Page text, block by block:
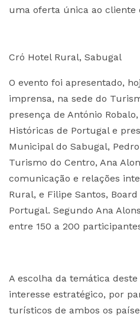
uma oferta única ao cliente
Cró Hotel Rural, Sabugal
O evento foi apresentado,
imprensa, na sede do
presença de António
Históricas de Portugal e
Municipal do Sabugal,
Turismo do Centro, Ana
comunicação e relações
Rural, e Filipe Santos,
Portugal. Segundo Ana
entre 150 a 200
A escolha da temática
interesse estratégico, por
turísticos de ambos os